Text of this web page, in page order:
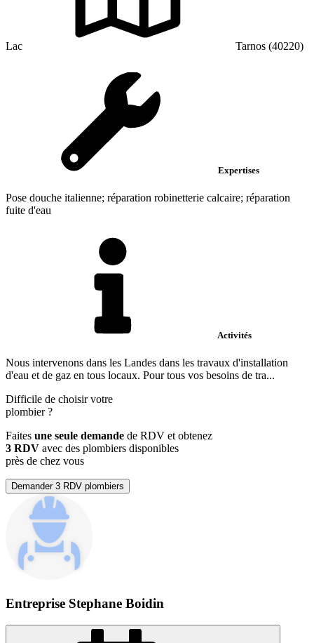
Lac Tarnos (40220)
Expertises
Pose douche italienne; réparation robinetterie calcaire; réparation
fuite d'eau
Activités
Nous intervenons dans les Landes dans les travaux d'installation
d'eau et de gaz en tous locaux. Pour tous vos besoins de tra...
Difficile de choisir votre
plombier?
Faites une seule demande de RDV et obtenez
3 RDV avec des plombiers disponibles
près de chez vous
Demander 3 RDV plombiers
Entreprise Stephane Boidin